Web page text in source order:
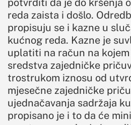
potvrditi da je do kršenja
reda zaista i došlo.
propisuju se i kazne u
kućnog reda. Kazne je
uplatiti na račun na
sredstva zajedničke
trostrukom iznosu od
mjesečne zajedničke
ujednačavanja sadržaja
propisano je i to da će